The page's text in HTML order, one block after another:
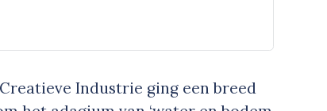
Industrie ging een breed